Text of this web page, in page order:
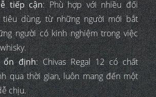
tiếp cận: Phù hợp với nhiều đối
tiêu dùng, từ những người mới bắt
người có kinh nghiệm trong việc
ổn định: Chivas Regal 12 có chất
qua thời gian, luôn mang đến một
chịu.